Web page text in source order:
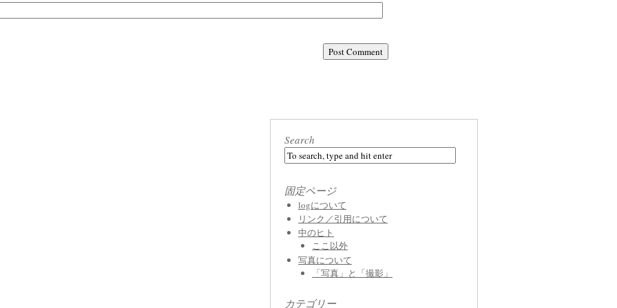
Search
固定ページ
logについて
リンク／引用について
中のヒト
ここ以外
写真について
「写真」と「撮影」
カテゴリー